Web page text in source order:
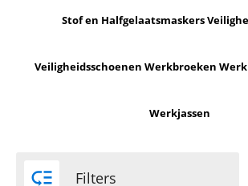
Stof en Halfgelaatsmaskers
Veiligheidsschoenen Werkbroeken
Werkjassen
 Filters